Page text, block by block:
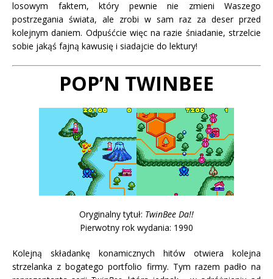
losowym faktem, który pewnie nie zmieni Waszego
postrzegania świata, ale zrobi w sam raz za deser przed
kolejnym daniem. Odpuśćcie więc na razie śniadanie, strzelcie
sobie jakąś fajną kawusię i siadajcie do lektury!
POP’N TWINBEE
Oryginalny tytuł: TwinBee Da!!
Pierwotny rok wydania: 1990
Kolejną składankę konamicznych hitów otwiera kolejna
strzelanka z bogatego portfolio firmy. Tym razem padło na